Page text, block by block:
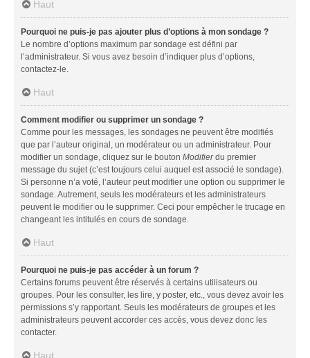
Haut
Pourquoi ne puis-je pas ajouter plus d’options à mon sondage ?
Le nombre d’options maximum par sondage est défini par
l’administrateur. Si vous avez besoin d’indiquer plus d’options,
contactez-le.
Haut
Comment modifier ou supprimer un sondage ?
Comme pour les messages, les sondages ne peuvent être modifiés
que par l’auteur original, un modérateur ou un administrateur. Pour
modifier un sondage, cliquez sur le bouton Modifierdu premier
message du sujet (c’est toujours celui auquel est associé le sondage).
Si personne n’a voté, l’auteur peut modifier une option ou supprimer le
sondage. Autrement, seuls les modérateurs et les administrateurs
peuvent le modifier ou le supprimer. Ceci pour empêcher le trucage en
changeant les intitulés en cours de sondage.
Haut
Pourquoi ne puis-je pas accéder à un forum ?
Certains forums peuvent être réservés à certains utilisateurs ou
groupes. Pour les consulter, les lire, y poster, etc., vous devez avoir les
permissions s’y rapportant. Seuls les modérateurs de groupes et les
administrateurs peuvent accorder ces accès, vous devez donc les
contacter.
Haut